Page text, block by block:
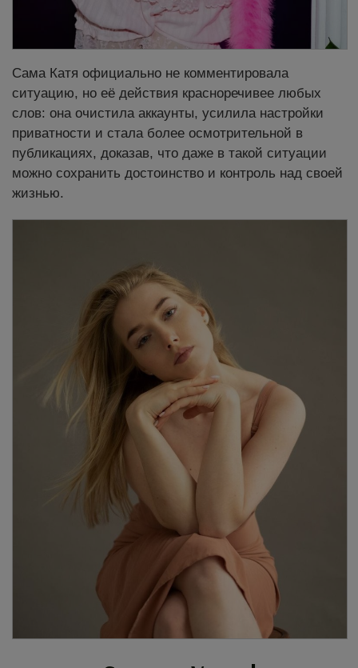
Сама Катя официально не комментировала
ситуацию, но её действия красноречивее любых
слов: она очистила аккаунты, усилила настройки
приватности и стала более осмотрительной в
публикациях, доказав, что даже в такой ситуации
можно сохранить достоинство и контроль над своей
жизнью.